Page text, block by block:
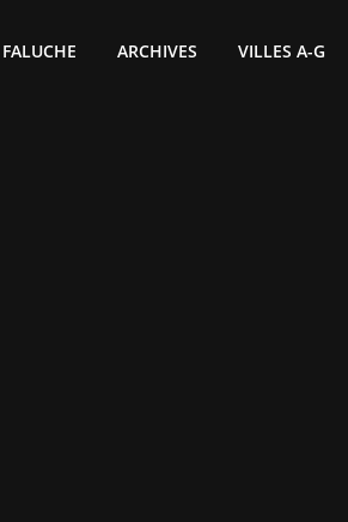
FALUCHE ARCHIVES VILLES A-G